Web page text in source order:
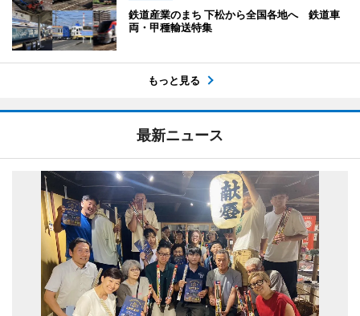
鉄道産業のまち 下松から全国各地へ 鉄道車
両・甲種輸送特集
もっと見る
最新ニュース